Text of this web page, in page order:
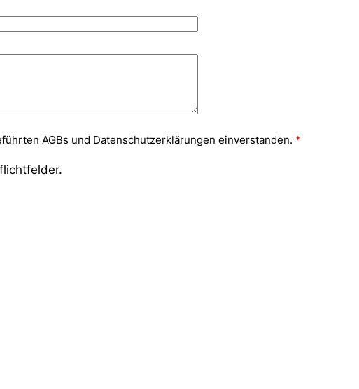
AGBs und Datenschutzerklärungen einverstanden.